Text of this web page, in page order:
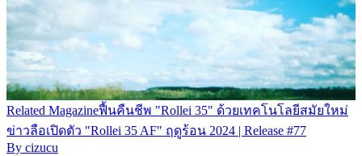
Related Magazineฟื้นคืนชีพ "Rollei 35" ด้วยเทคโนโลยีสมัยใหม่
ข่าวลือเปิดตัว "Rollei 35 AF" ฤดูร้อน 2024 | Release #77
By cizucu